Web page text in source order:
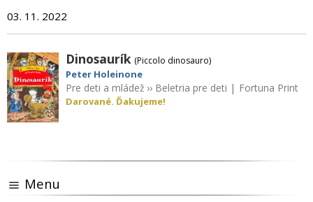
03. 11. 2022
Dinosaurík (Piccolo dinosauro)
Peter Holeinone
Pre deti a mládež ›› Beletria pre deti | Fortuna Print
Darované. Ďakujeme!
Menu